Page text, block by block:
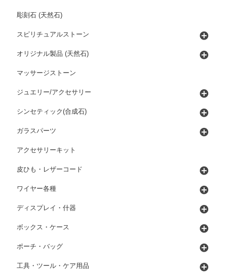
彫刻石 (天然石)
スピリチュアルストーン
オリジナル製品 (天然石)
マッサージストーン
ジュエリー/アクセサリー
シンセティック(合成石)
ガラスパーツ
アクセサリーキット
皮ひも・レザーコード
ワイヤー各種
ディスプレイ・什器
ボックス・ケース
ポーチ・バッグ
工具・ツール・ケア用品